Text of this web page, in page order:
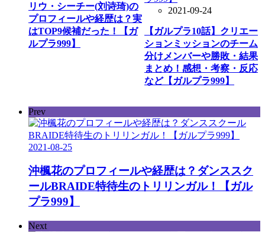
リウ・シーチー(刘诗琦)の
プロフィールや経歴は？実
はTOP9候補だった！【ガ
ルプラ999】
2021-09-24
【ガルプラ10話】クリエー
ションミッションのチーム
分けメンバーや勝敗・結果
まとめ！感想・考察・反応
など【ガルプラ999】
Prev
2021-08-25
沖楓花のプロフィールや経歴は？ダンススク
ールBRAIDE特待生のトリリンガル！【ガル
プラ999】
Next